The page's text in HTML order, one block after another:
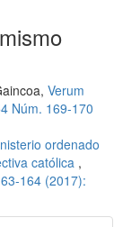
Verum
Núm. 169-170
ordenado
católica ,
164 (2017):